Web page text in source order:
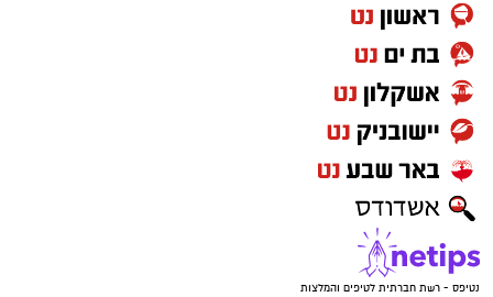
נטיפס - רשת חברתית לטיפים והמלצות